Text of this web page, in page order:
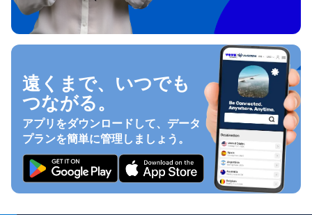
遠くまで、いつでも
つながる。
アプリをダウンロードして、データ
プランを簡単に管理しましょう。